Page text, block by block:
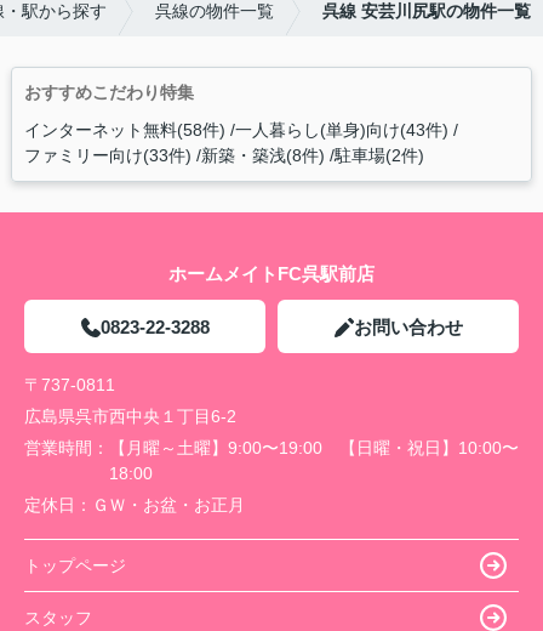
・駅から探す 呉線の物件一覧 呉線 安芸川尻駅の物件一覧
おすすめこだわり特集
インターネット無料(58件) 一人暮らし(単身)向け(43件)
ファミリー向け(33件) 新築・築浅(8件) 駐車場(2件)
ホームメイトFC呉駅前店
0823-22-3288 お問い合わせ
〒737-0811
広島県呉市西中央１丁目6-2
営業時間：
【月曜～土曜】9:00〜19:00 【日曜・祝日】10:00〜
18:00
定休日： ＧＷ・お盆・お正月
トップページ
スタッフ